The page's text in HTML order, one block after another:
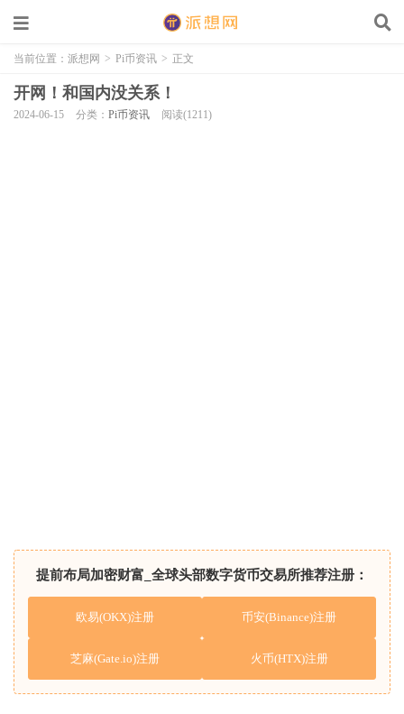
当前位置： 派想网 > Pi币资讯 > 正文
开网！和国内没关系！
2024-06-15 分类： Pi币资讯 阅读(1211)
提前布局加密财富_全球头部数字货币交易所推荐注册：
欧易(OKX)注册 币安(Binance)注册
芝麻(Gate.io)注册 火币(HTX)注册